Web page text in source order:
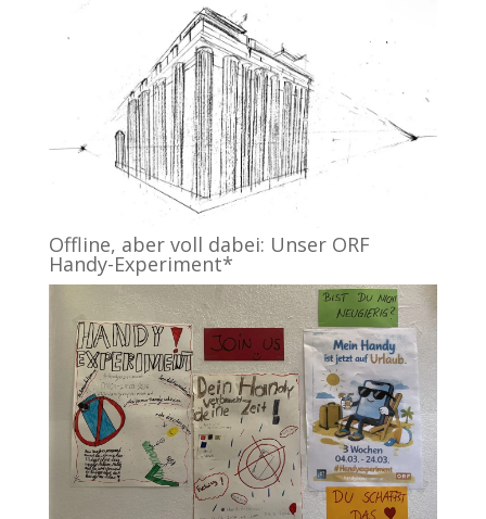
Offline, aber voll dabei: Unser ORF
Handy-Experiment*